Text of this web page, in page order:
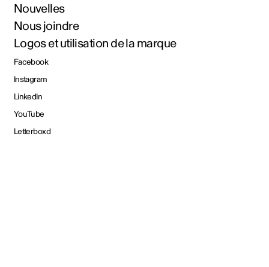
Nouvelles
Nous joindre
Logos et utilisation de la marque
Facebook
Instagram
LinkedIn
YouTube
Letterboxd